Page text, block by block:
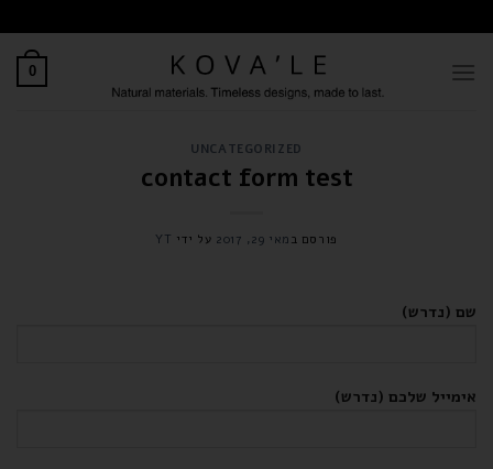
0
UNCATEGORIZED
contact form test
פורסם ב מאי 29, 2017 על ידי YT
שם (נדרש)
אימייל שלכם (נדרש)